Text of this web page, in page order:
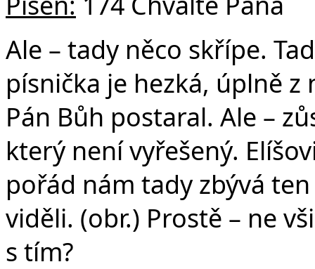
Ale – tady něco skřípe.
písnička je hezká, úplně
Pán Bůh postaral. Ale –
který není vyřešený.
pořád nám tady zbývá
viděli. (obr.) Prostě – ne
s tím?